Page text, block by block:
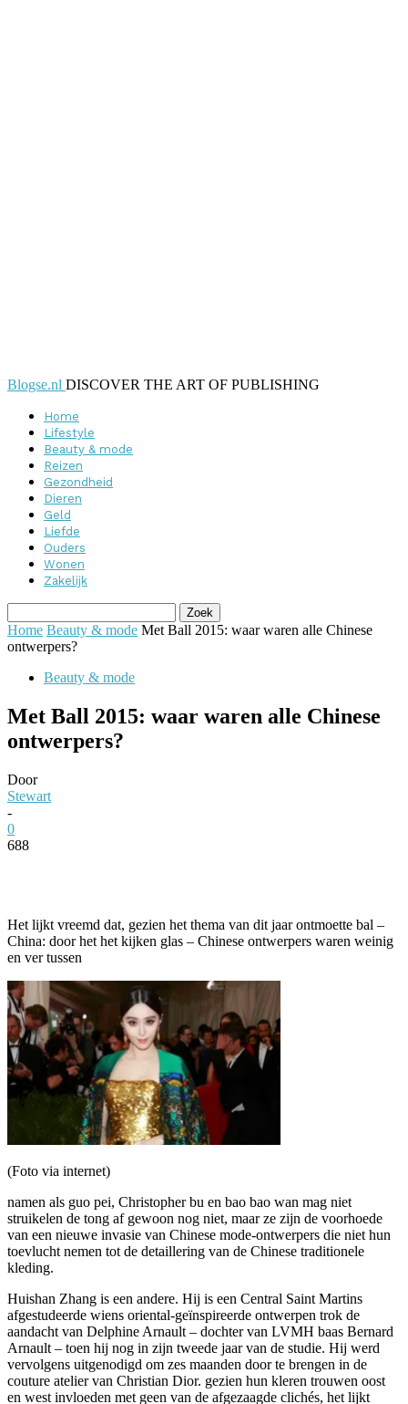
Blogse.nl DISCOVER THE ART OF PUBLISHING
Home
Lifestyle
Beauty & mode
Reizen
Gezondheid
Dieren
Geld
Liefde
Ouders
Wonen
Zakelijk
Home Beauty & mode Met Ball 2015: waar waren alle Chinese
ontwerpers?
Beauty & mode
Met Ball 2015: waar waren alle Chinese
ontwerpers?
Door
Stewart
-
0
688
Het lijkt vreemd dat, gezien het thema van dit jaar ontmoette bal –
China: door het het kijken glas – Chinese ontwerpers waren weinig
en ver tussen
(Foto via internet)
namen als guo pei, Christopher bu en bao bao wan mag niet
struikelen de tong af gewoon nog niet, maar ze zijn de voorhoede
van een nieuwe invasie van Chinese mode-ontwerpers die niet hun
toevlucht nemen tot de detaillering van de Chinese traditionele
kleding.
Huishan Zhang is een andere. Hij is een Central Saint Martins
afgestudeerde wiens oriental-geïnspireerde ontwerpen trok de
aandacht van Delphine Arnault – dochter van LVMH baas Bernard
Arnault – toen hij nog in zijn tweede jaar van de studie. Hij werd
vervolgens uitgenodigd om zes maanden door te brengen in de
couture atelier van Christian Dior. gezien hun kleren trouwen oost
en west invloeden met geen van de afgezaagde clichés, het lijkt